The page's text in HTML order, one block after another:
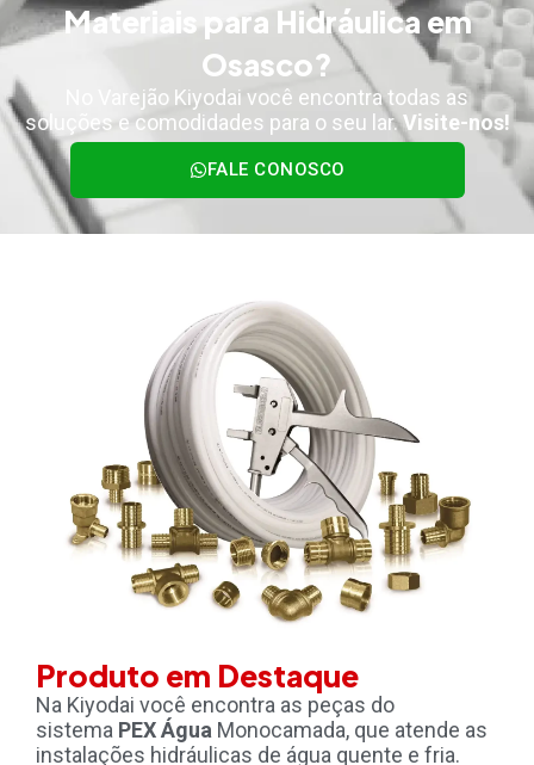
Materiais para Hidráulica em
Osasco?
No Varejão Kiyodai você encontra todas as
soluções e comodidades para o seu lar.Visite-nos!
FALE CONOSCO
Produto em Destaque
Na Kiyodai você encontra as peças do
sistema PEX Água Monocamada, que atende as
instalações hidráulicas de água quente e fria.